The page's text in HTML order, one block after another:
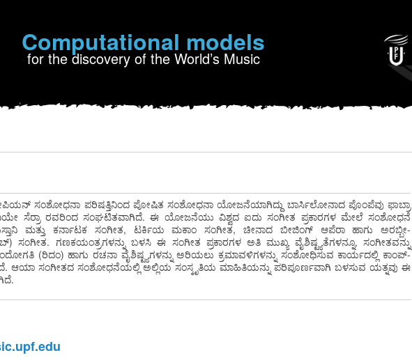
Computational models
for the discovery of the World’s Music
ಸಂಶೋಧನಾ ಪರಿಷತ್ತಿನಿಂದ ಪೋಷಿತ ಸಂಶೋಧನಾ ಯೋಜನೆಯಾಗಿದ್ದು ಬಾರ್ಸಿಲೋನಾದ ಪೊಂಪೆವು ಫಾಬ್ರಾ
ಸೆರ್ರಾ ರವರಿಂದ ಸಂಘಟಿತವಾಗಿದೆ. ಈ ಯೋಜನೆಯು ವಿಶ್ವದ ಐದು ಸಂಗೀತ ಪ್ರಕಾರಗಳ ಮೇಲೆ ಸಂಶೋಧನೆ
ಮತ್ತು ಕರ್ನಾಟಕ ಸಂಗೀತ, ಟರ್ಕಿಯ ಮಕಾಂ ಸಂಗೀತ, ಚೀನಾದ ಬೀಜಿಂಗ್ ಆಪೆರಾ ಹಾಗು ಅರಬ್ಬೀ-
ಗಣಕಯಂತ್ರಗಳನ್ನು ಬಳಸಿ ಈ ಸಂಗೀತ ಪ್ರಕಾರಗಳ ಅತಿ ಮುಖ್ಯ ವೈಶಿಷ್ಟ್ಯತೆಗಳನ್ನೂ, ಸಂಗೀತವನ್ನು
(ರಿದಂ) ಹಾಗು ರಚನಾ ವೈಶಿಷ್ಟ್ಯಗಳನ್ನು ಅರಿಯಲು ಕ್ರಮಾವಳಿಗಳನ್ನು ಸಂಶೋಧಿಸುವ ಕಾರ್ಯದಲ್ಲಿ ಕಾಂಪ್-
ಆಯಾ ಸಂಗೀತದ ಸಂಶೋಧನೆಯಲ್ಲಿ ಅಲ್ಲಿಯ ಸಂಸ್ಕೃತಿಯ ಮಾಹಿತಿಯನ್ನು ಪರಿಪೂರ್ಣವಾಗಿ ಬಳಸುವ ಯತ್ನವು ಈ